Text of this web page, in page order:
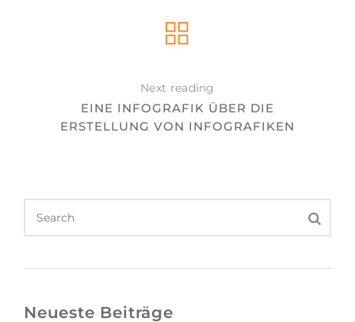
Next reading
EINE INFOGRAFIK ÜBER DIE
ERSTELLUNG VON INFOGRAFIKEN
Neueste Beiträge